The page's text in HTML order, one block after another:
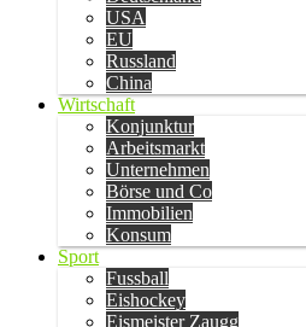
USA
EU
Russland
China
Wirtschaft
Konjunktur
Arbeitsmarkt
Unternehmen
Börse und Co
Immobilien
Konsum
Sport
Fussball
Eishockey
Eismeister Zaugg